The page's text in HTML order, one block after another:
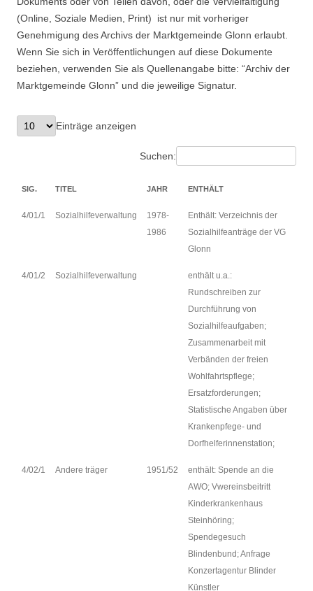
(Online, Soziale Medien, Print) ist nur mit vorheriger
Genehmigung des Archivs der Marktgemeinde Glonn erlaubt.
Wenn Sie sich in Veröffentlichungen auf diese Dokumente
beziehen, verwenden Sie als Quellenangabe bitte: “Archiv der
Marktgemeinde Glonn” und die jeweilige Signatur.
Einträge anzeigen
Suchen:
SIG. TITEL JAHR ENTHÄLT
4/01/1 Sozialhilfeverwaltung
1978-
1986
Enthält: Verzeichnis der
Sozialhilfeanträge der VG
Glonn
4/01/2 Sozialhilfeverwaltung
enthält u.a.:
Rundschreiben zur
Durchführung von
Sozialhilfeaufgaben;
Zusammenarbeit mit
Verbänden der freien
Wohlfahrtspflege;
Ersatzforderungen;
Statistische Angaben über
Krankenpfege- und
Dorfhelferinnenstation;
4/02/1 Andere träger 1951/52
enthält: Spende an die
AWO; Vwereinsbeitritt
Kinderkrankenhaus
Steinhöring;
Spendegesuch
Blindenbund; Anfrage
Konzertagentur Blinder
Künstler